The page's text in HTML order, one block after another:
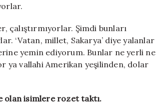
Şimdi bunları
‘Vatan, millet, Sakarya’ diye yalanlar
yemin ediyorum. Bunlar ne yerli ne
ya vallahi Amerikan yeşilinden, dolar
olan isimlere rozet taktı.